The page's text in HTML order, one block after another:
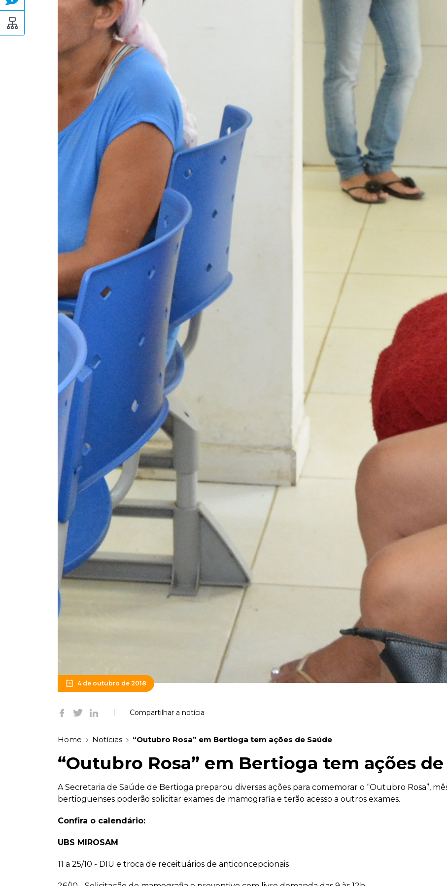
4 de outubro de 2018
Compartilhar a notícia
Home Notícias “Outubro Rosa” em Bertioga tem ações de Saúde
“Outubro Rosa” em Bertioga tem ações de
A Secretaria de Saúde de Bertioga preparou diversas ações para comemorar o “Outubro Rosa”,
bertioguenses poderão solicitar exames de mamografia e terão acesso a outros exames.
Confira o calendário:
UBS MIROSAM
11 a 25/10 - DIU e troca de receituários de anticoncepcionais